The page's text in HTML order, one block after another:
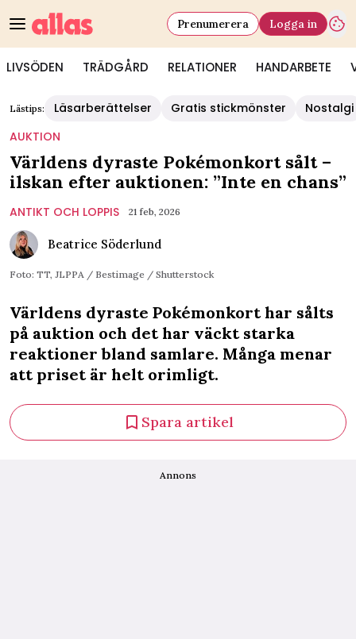
LIVSÖDEN TRÄDGÅRD RELATIONER HANDARBETE
Prenumerera Logga in
Lästips: Läsarberättelser Gratis stickmönster
Nostalgi
AUKTION
Världens dyraste Pokémonkort sålt –
ilskan efter auktionen: ”Inte en chans”
ANTIKT OCH LOPPIS 21 feb, 2026
Beatrice Söderlund
Foto: TT, JLPPA / Bestimage / Shutterstock
Världens dyraste Pokémonkort har sålts
på auktion och det har väckt starka
reaktioner bland samlare. Många menar
att priset är helt orimligt.
Spara artikel
Annons